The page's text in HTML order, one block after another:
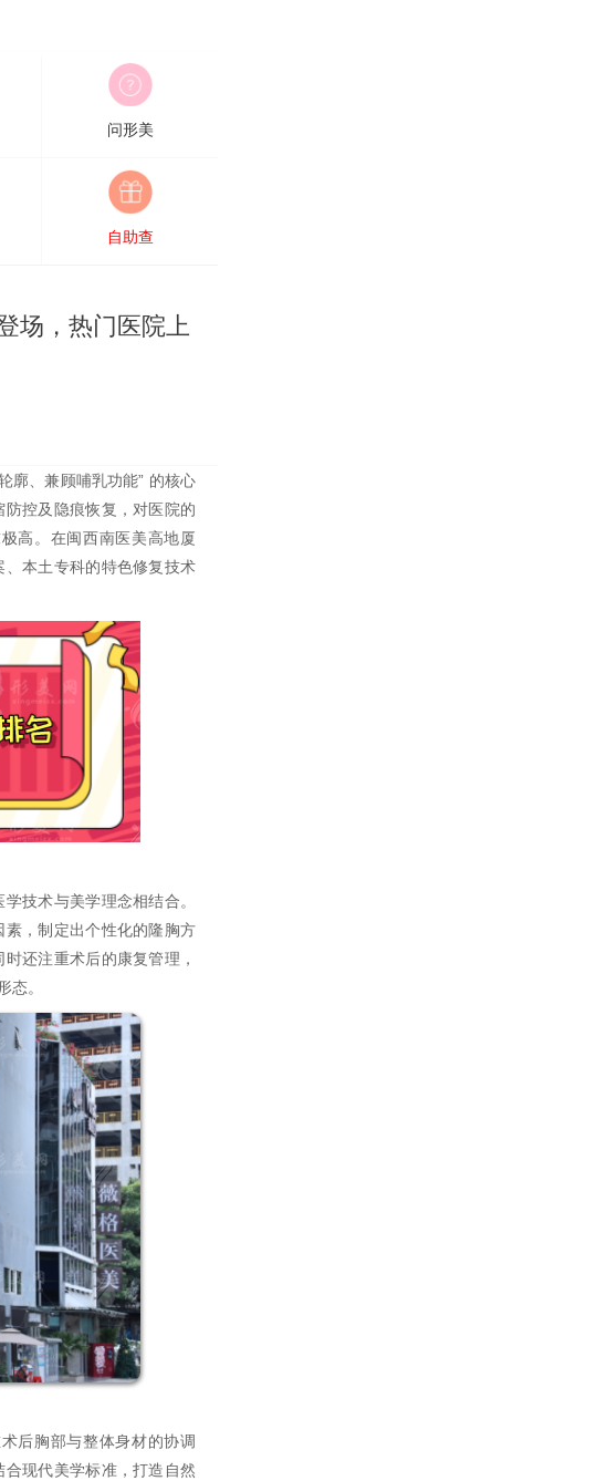
问形美
自助查
场，热门医院上
廓、兼顾哺乳功能” 的核心
控及隐痕恢复，对医院的
高。在闽西南医美高地厦
本土专科的特色修复技术
技术与美学理念相结合。
，制定出个性化的隆胸方
还注重术后的康复管理，
态。
后胸部与整体身材的协调
现代美学标准，打造自然